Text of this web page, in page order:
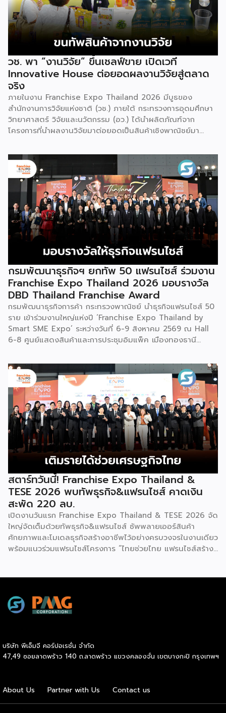
วช. พา “งานวิจัย” ขึ้นเชลฟ์ขาย เปิดเวที
Innovative House ต่อยอดผลงานวิจัยสู่ตลาด
จริง
ภายในงาน Franchise Expo Thailand 2026 มีบูธของ
สำนักงานการวิจัยแห่งชาติ (วช.) ภายใต้ กระทรวงการอุดมศึกษา
วิทยาศาสตร์ วิจัยและนวัตกรรม (อว.) ได้นำผลิตภัณฑ์จาก
โครงการที่นำผลงานวิจัยมาต่อยอดเป็นสินค้าเชิงพาณิชย์มา
มีภารกิจหลัก คือการให้ทุนวิจัย ดูแลเรื่องการวิจัยในภาพรวม รวม
ถึงการให้รางวัล และสนับสนุนนักวิจัย ตั้งแต่ระดับเยาวชนไปจนถึง
นักวิจัยอาวุโส แน่นอนว่านี่เป็นหน่วยงานผู้อยู่เบื้องหลังงานวิจัย
ไทยตั้งแต่ต้นน้ำยันปลายน้ำ กิจกรรมที่นำมาจัดแสดงในบูธ
ครั้งนี้เป็นส่วนหนึ่งของทุนที่ วช. สนับสนุนภายใต้ชุดโครงการ
Innovative House ซึ่งมีเป้าหมายชัดเจน คือการแนะแนวและ
สนับสนุนให้ผู้ประกอบการนำนวัตกรรมที่ต่อยอดมาจากงานวิจัย
ไปพัฒนาต่อจนสามารถขายได้จริงในเชิงพาณิชย์ ไม่ใช่แค่งาน
วิจัยที่อยู่ในห้องแล็บ โดยสินค้าที่นำมาโชว์ในบูธจึงเป็นผลิตภัณฑ์
ที่ “พร้อมขาย” แล้วจริงๆ บางแบรนด์ขายออนไลน์ บางแบรนด์
ขายเฉพาะหน้าร้าน นอกจากนี้ ยังมีการสาธิตนำผลิตภัณฑ์ไป
แปรรูปเป็นเมนูอาหาร-เครื่องดื่มให้ผู้ร่วมงานเห็นวิธีใช้งานจริง
โดยนำ ‘น้ำผึ้ง’ ที่ไม่ได้นำมาวางขายแบบเดิม ๆ แต่แปรรูปเป็น
เครื่องดื่มสเลอปี้ให้ผู้ร่วมงานได้ชิมสดๆ หน้าบูธ เพื่อดึงดูดและ
สร้างประสบการณ์ให้คนในงานได้ทดลองสัมผัสสินค้าจริง และหาก
ใครสนใจก็สามารถซื้อ หัวเชื้อ กลับไปทำเครื่องดื่มต่อเองที่บ้านได้
เช่นกัน […]
กรมพัฒนาธุรกิจฯ ยกทัพ 50 แฟรนไชส์ ร่วมงาน
Franchise Expo Thailand 2026 มอบรางวัล
DBD Thailand Franchise Award
กรมพัฒนาธุรกิจการค้า กระทรวงพาณิชย์ นำธุรกิจแฟรนไชส์ 50
ราย เข้าร่วมงานใหญ่แห่งปี ‘Franchise Expo Thailand by
Smart SME Expo’ ระหว่างวันที่ 6-9 สิงหาคม 2569 ณ Hall
6-8 ศูนย์แสดงสินค้าและการประชุมอิมแพ็ค เมืองทองธานี
2026 ให้แก่ผู้ประกอบธุรกิจแฟรนไชส์ที่อยู่ในการส่งเสริมสนับสนุน
ของกรมฯ นายพูนพงษ์ นัยนาภากรณ์ อธิบดีกรมพัฒนาธุรกิจ
การค้า กระทรวงพาณิชย์ เปิดเผยภายหลังเป็นประธานเปิดงาน
“งานแฟรนไชส์ เอ็กซ์โป ไทยแลนด์ บาย สมาร์ท เอสเอ็มอี เอ็กซ์
โป (Franchise Expo Thailand by Smart SME Expo)” ซึ่ง
เป็นงานแสดงธุรกิจแฟรนไชส์ชั้นนำที่จัดขึ้นโดย บริษัท พีเอ็มจี
คอร์ปอเรชัน จำกัด เพื่อยกระดับศักยภาพของผู้ประกอบการและ
เจ้าของธุรกิจที่ต้องการขยายกิจการผ่านระบบแฟรนไชส์ […]
สตาร์ทวันนี้! Franchise Expo Thailand &
TESE 2026 พบทัพธุรกิจ&แฟรนไชส์ คาดเงิน
สะพัด 220 ลบ.
เปิดงานวันแรก Franchise Expo Thailand & TESE 2026 จัด
ใหญ่จัดเต็มด้วยทัพธุรกิจ&แฟรนไชส์ ซัพพลายเออร์สินค้า
ศักยภาพและโมเดลธุรกิจสร้างอาชีพไว้อย่างครบวงจรในงานเดียว
พร้อมแนวร่วมแฟรนไชส์โครงการ “ไทยช่วยไทย แฟรนไชส์สร้าง
ความรู้โดยผู้ทรงคุณวุฒิคับคั่ง และกิจกรรมเจรจาจับคู่ธุรกิจทั้งใน
และต่างประเทศ งานจัดต่อเนื่องระหว่างวันที่ 6-9 สิงหาคมนี้ ที่
ธุรกิจการค้า กระทรวงพาณิชย์ กล่าวว่า งาน ” Franchise Expo
Thailand & Thailand E-Commerce Selection Expo
บริษัท พีเอ็มจี คอร์ปอเรชั่น จำกัด
47,49 ซอยลาดพร้าว 140 ถ.ลาดพร้าว แขวงคลองจั่น เขตบางกะปิ กรุงเทพฯ
About Us Partner with Us Contact us